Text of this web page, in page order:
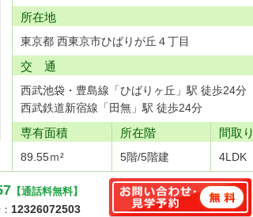
所在地
東京都 西東京市ひばりが丘４丁目
交 通
西武池袋・豊島線「ひばりヶ丘」駅 徒歩24分
西武鉄道新宿線「田無」駅 徒歩24分
専有面積
89.55ｍ²
所在階
5階/5階建
間取り
4LDK
【通話料無料】
12326072503